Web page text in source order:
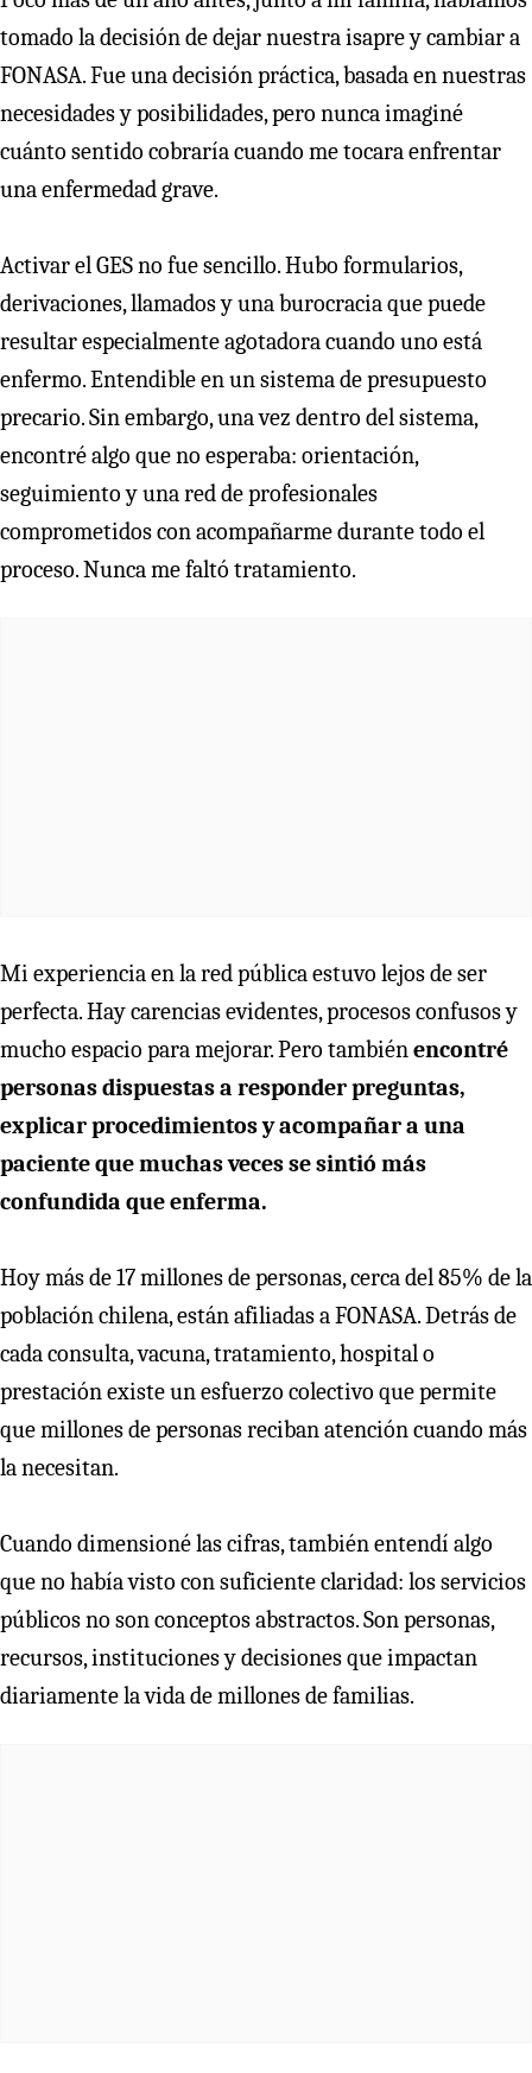
tomado la decisión de dejar nuestra isapre y cambiar a
FONASA. Fue una decisión práctica, basada en nuestras
necesidades y posibilidades, pero nunca imaginé
cuánto sentido cobraría cuando me tocara enfrentar
una enfermedad grave.
Activar el GES no fue sencillo. Hubo formularios,
derivaciones, llamados y una burocracia que puede
resultar especialmente agotadora cuando uno está
enfermo. Entendible en un sistema de presupuesto
precario. Sin embargo, una vez dentro del sistema,
encontré algo que no esperaba: orientación,
seguimiento y una red de profesionales
comprometidos con acompañarme durante todo el
proceso. Nunca me faltó tratamiento.
Mi experiencia en la red pública estuvo lejos de ser
perfecta. Hay carencias evidentes, procesos confusos y
mucho espacio para mejorar. Pero tambiénencontré
personas dispuestas a responder preguntas,
explicar procedimientos y acompañar a una
paciente que muchas veces se sintió más
confundida que enferma.
Hoy más de 17 millones de personas, cerca del 85% de la
población chilena, están afiliadas a FONASA. Detrás de
cada consulta, vacuna, tratamiento, hospital o
prestación existe un esfuerzo colectivo que permite
que millones de personas reciban atención cuando más
la necesitan.
Cuando dimensioné las cifras, también entendí algo
que no había visto con suficiente claridad: los servicios
públicos no son conceptos abstractos. Son personas,
recursos, instituciones y decisiones que impactan
diariamente la vida de millones de familias.